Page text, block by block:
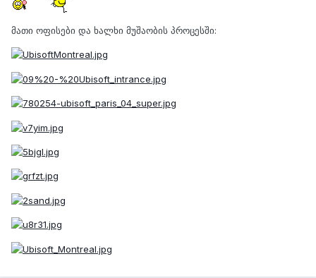
მათი ოფისები და ხალხი მუშაობის პროცესში: